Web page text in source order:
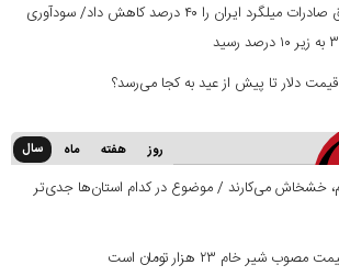
تعرفه ۳۰ درصدی عراق صادرات میلگرد ایران را ۴۰ درصد کاهش داد/ سودآوری
دلار تا پیش از عید به کجا می‌رسد؟
روز هفته ماه سال
خشخاش می‌کارند / موضوع در کدام استان‌ها جدی‌تر
شیر خام ۲۳ هزار تومان است